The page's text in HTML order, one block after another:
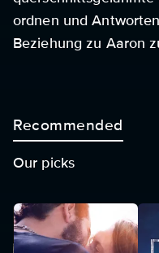
ordnen und
Beziehung zu Aaron
Recommended
Our picks